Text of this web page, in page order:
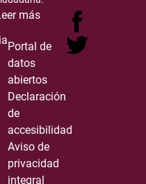
más
Portal de
datos
abiertos
Declaración
de
accesibilidad
Aviso de
privacidad
integral